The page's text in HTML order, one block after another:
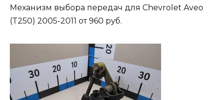
Механизм выбора передач для Chevrolet Aveo
(T250) 2005-2011 от 960 руб.